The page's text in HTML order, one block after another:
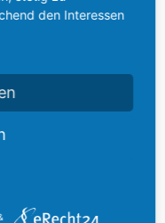
den Interessen